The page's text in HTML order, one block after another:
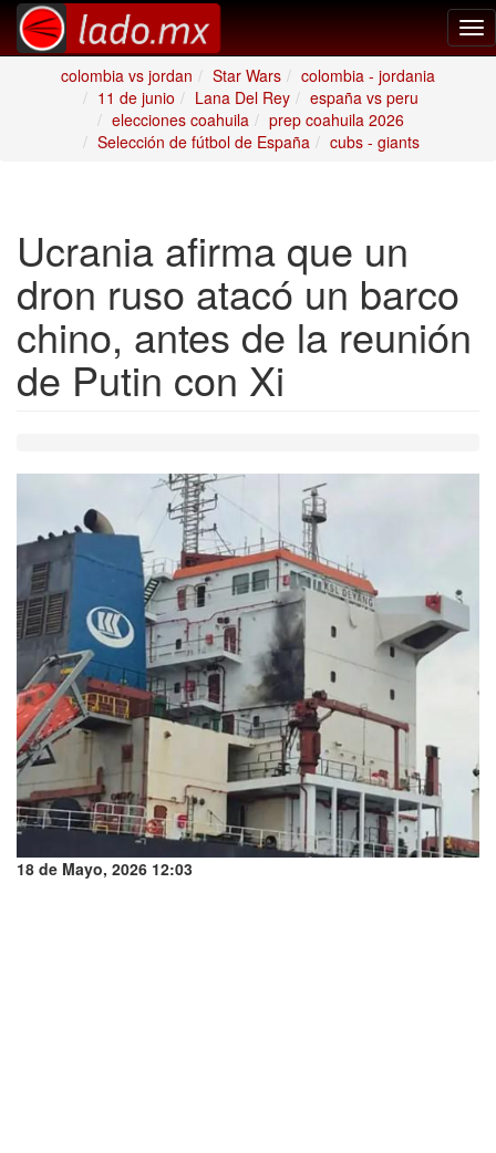
colombia vs jordan
Star Wars
colombia - jordania
11 de junio
Lana Del Rey
españa vs peru
elecciones coahuila
prep coahuila 2026
Selección de fútbol de España
cubs - giants
Ucrania afirma que un
dron ruso atacó un barco
chino, antes de la reunión
de Putin con Xi
18 de Mayo, 2026 12:03